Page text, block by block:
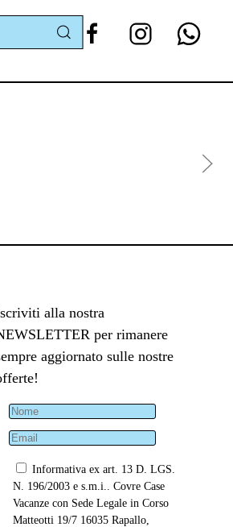
alla nostra
per rimanere
aggiornato sulle nostre
Informativa ex art. 13 D. LGS.
N. 196/2003 e s.m.i.. Covre Case
Vacanze con Sede Legale in Corso
Matteotti 19/7 16035 Rapallo,